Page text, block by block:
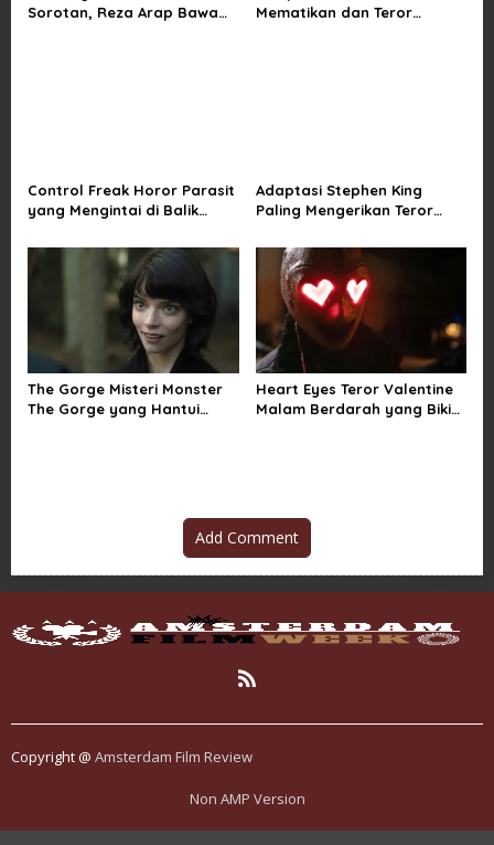
t
Sorotan, Reza Arap Bawa
Mematikan dan Teror
Control Freak Horor Parasit
yang Mengintai di Balik
Adaptasi Stephen King
Paling Mengerikan Teror
The Gorge Misteri Monster
The Gorge yang Hantui
Heart Eyes Teror Valentine
Malam Berdarah yang Bikin
Add Comment
Copyright @ Amsterdam Film Review
Non AMP Version